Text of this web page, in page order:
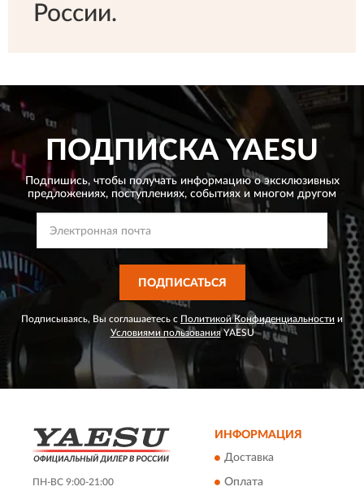
России.
ПОДПИСКА YAESU
Подпишись, чтобы получать информацию о эксклюзивных
предложениях, поступлениях, событиях и многом другом
ПОДПИСАТЬСЯ
Подписываясь, Вы соглашаетесь с Политикой Конфиденциальности и
Условиями пользованияYAESU
ПН-ВС 9:00-21:00
ИНФОРМАЦИЯ
Доставка
Оплата